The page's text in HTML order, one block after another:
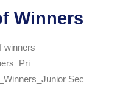
Winners